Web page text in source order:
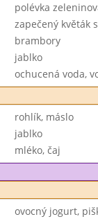
polévka
zapečený květák
brambory
jablko
ochucená voda,
rohlík, máslo
jablko
mléko, čaj
ovocný jogurt,